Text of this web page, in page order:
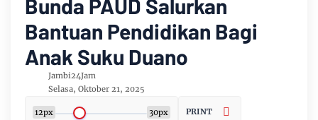
Bunda PAUD Salurkan
Bantuan Pendidikan Bagi
Anak Suku Duano
Jambi24Jam
Selasa, Oktober 21, 2025
12px 30px PRINT